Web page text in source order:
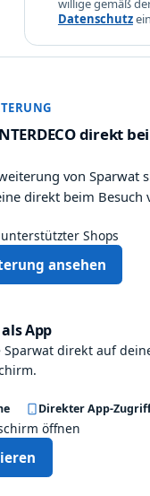
Datenschutz
direkt
von Sparwat
direkt beim Besuch
Shops
ansehen
App
direkt auf
Direkter App-
öffnen